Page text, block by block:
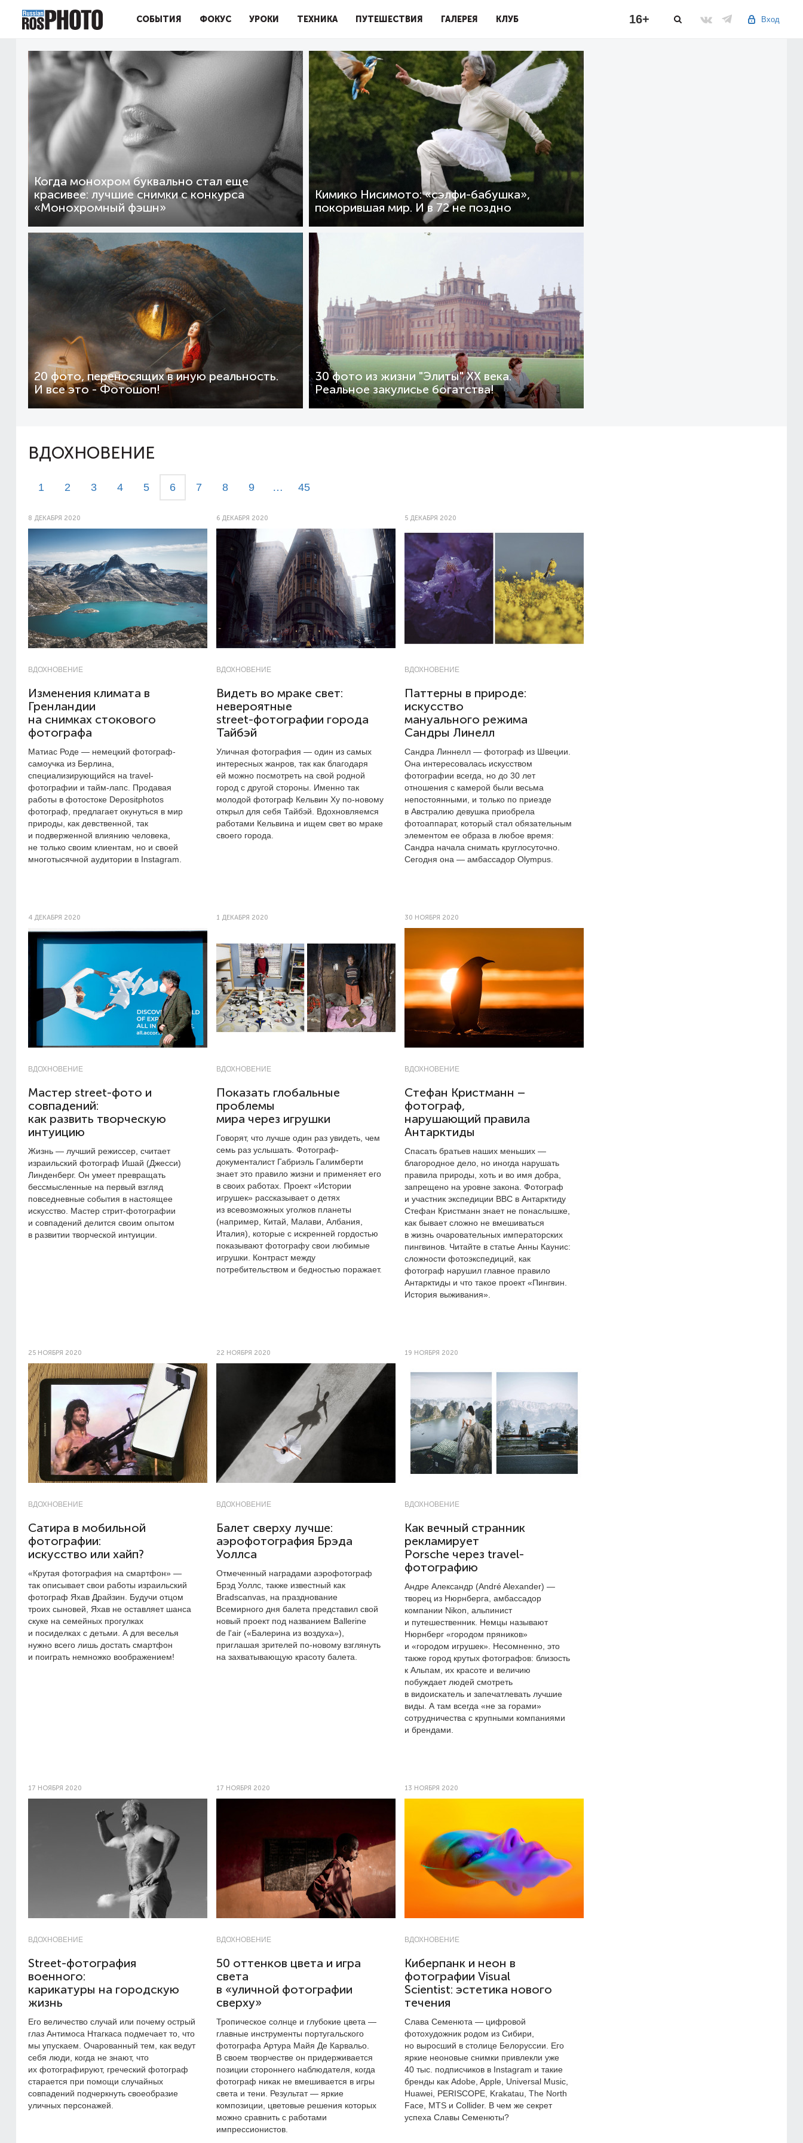
СОБЫТИЯ ФОКУС УРОКИ ТЕХНИКА ПУТЕШЕСТВИЯ ГАЛЕРЕЯ КЛУБ Вход
16+
Когда монохром буквально стал еще
красивее: лучшие снимки с конкурса
«Монохромный фэшн»
Кимико Нисимото: «сэлфи-бабушка»,
покорившая мир. И в 72 не поздно
20 фото, переносящих в иную реальность.
И все это - Фотошоп!
30 фото из жизни "Элиты" XX века.
Реальное закулисье богатства!
ВДОХНОВЕНИЕ
1 2 3 4 5 6 7 8 9 … 45
8 ДЕКАБРЯ 2020
ВДОХНОВЕНИЕ
Изменения климата в
Гренландии
на снимках стокового
фотографа
Матиас Роде — немецкий фотограф-
самоучка из Берлина,
специализирующийся на travel-
фотографии и тайм-лапс. Продавая
работы в фотостоке Depositphotos
фотограф, предлагает окунуться в мир
природы, как девственной, так
и подверженной влиянию человека,
не только своим клиентам, но и своей
многотысячной аудитории в Instagram.
6 ДЕКАБРЯ 2020
ВДОХНОВЕНИЕ
Видеть во мраке свет:
невероятные
street-фотографии города
Тайбэй
Уличная фотография — один из самых
интересных жанров, так как благодаря
ей можно посмотреть на свой родной
город с другой стороны. Именно так
молодой фотограф Кельвин Ху по-новому
открыл для себя Тайбэй. Вдохновляемся
работами Кельвина и ищем свет во мраке
своего города.
5 ДЕКАБРЯ 2020
ВДОХНОВЕНИЕ
Паттерны в природе:
искусство
мануального режима
Сандры Линелл
Сандра Линнелл — фотограф из Швеции.
Она интересовалась искусством
фотографии всегда, но до 30 лет
отношения с камерой были весьма
непостоянными, и только по приезде
в Австралию девушка приобрела
фотоаппарат, который стал обязательным
элементом ее образа в любое время:
Сандра начала снимать круглосуточно.
Сегодня она — амбассадор Olympus.
4 ДЕКАБРЯ 2020
ВДОХНОВЕНИЕ
Мастер street-фото и
совпадений:
как развить творческую
интуицию
Жизнь — лучший режиссер, считает
израильский фотограф Ишай (Джесси)
Линденберг. Он умеет превращать
бессмысленные на первый взгляд
повседневные события в настоящее
искусство. Мастер стрит-фотографии
и совпадений делится своим опытом
в развитии творческой интуиции.
1 ДЕКАБРЯ 2020
ВДОХНОВЕНИЕ
Показать глобальные
проблемы
мира через игрушки
Говорят, что лучше один раз увидеть, чем
семь раз услышать. Фотограф-
документалист Габриэль Галимберти
знает это правило жизни и применяет его
в своих работах. Проект «Истории
игрушек» рассказывает о детях
из всевозможных уголков планеты
(например, Китай, Малави, Албания,
Италия), которые с искренней гордостью
показывают фотографу свои любимые
игрушки. Контраст между
потребительством и бедностью поражает.
30 НОЯБРЯ 2020
ВДОХНОВЕНИЕ
Стефан Кристманн –
фотограф,
нарушающий правила
Антарктиды
Спасать братьев наших меньших —
благородное дело, но иногда нарушать
правила природы, хоть и во имя добра,
запрещено на уровне закона. Фотограф
и участник экcпедиции BBC в Антарктиду
Стефан Кристманн знает не понаслышке,
как бывает сложно не вмешиваться
в жизнь очаровательных императорских
пингвинов. Читайте в статье Анны Каунис:
сложности фотоэкспедиций, как
фотограф нарушил главное правило
Антарктиды и что такое проект «Пингвин.
История выживания».
25 НОЯБРЯ 2020
ВДОХНОВЕНИЕ
Сатира в мобильной
фотографии:
искусство или хайп?
«Крутая фотография на смартфон» —
так описывает свои работы израильский
фотограф Яхав Драйзин. Будучи отцом
троих сыновей, Яхав не оставляет шанса
скуке на семейных прогулках
и посиделках с детьми. А для веселья
нужно всего лишь достать смартфон
и поиграть немножко воображением!
22 НОЯБРЯ 2020
ВДОХНОВЕНИЕ
Балет сверху лучше:
аэрофотография Брэда
Уоллса
Отмеченный наградами аэрофотограф
Брэд Уоллс, также известный как
Bradscanvas, на празднование
Всемирного дня балета представил свой
новый проект под названием Ballerine
de l'air («Балерина из воздуха»),
приглашая зрителей по-новому взглянуть
на захватывающую красоту балета.
19 НОЯБРЯ 2020
ВДОХНОВЕНИЕ
Как вечный странник
рекламирует
Porsсhe через travel-
фотографию
Андре Александр (André Alexander) —
творец из Нюрнберга, амбассадор
компании Nikon, альпинист
и путешественник. Немцы называют
Нюрнберг «городом пряников»
и «городом игрушек». Несомненно, это
также город крутых фотографов: близость
к Альпам, их красоте и величию
побуждает людей смотреть
в видоискатель и запечатлевать лучшие
виды. А там всегда «не за горами»
сотрудничества с крупными компаниями
и брендами.
17 НОЯБРЯ 2020
ВДОХНОВЕНИЕ
Street-фотография
военного:
карикатуры на городскую
жизнь
Его величество случай или почему острый
глаз Антимоса Нтагкаса подмечает то, что
мы упускаем. Очарованный тем, как ведут
себя люди, когда не знают, что
их фотографируют, греческий фотограф
старается при помощи случайных
совпадений подчеркнуть своеобразие
уличных персонажей.
17 НОЯБРЯ 2020
ВДОХНОВЕНИЕ
50 оттенков цвета и игра
света
в «уличной фотографии
сверху»
Тропическое солнце и глубокие цвета —
главные инструменты португальского
фотографа Артура Майя Де Карвальо.
В своем творчестве он придерживается
позиции стороннего наблюдателя, когда
фотограф никак не вмешивается в игры
света и тени. Результат — яркие
композиции, цветовые решения которых
можно сравнить с работами
импрессионистов.
13 НОЯБРЯ 2020
ВДОХНОВЕНИЕ
Киберпанк и неон в
фотографии Visual
Scientist: эстетика нового
течения
Слава Семенюта — цифровой
фотохудожник родом из Сибири,
но выросший в столице Белоруссии. Его
яркие неоновые снимки привлекли уже
40 тыс. подписчиков в Instagram и такие
бренды как Adobe, Apple, Universal Music,
Huawei, PERISCOPE, Krakatau, The North
Face, MTS и Collider. В чем же секрет
успеха Славы Семенюты?